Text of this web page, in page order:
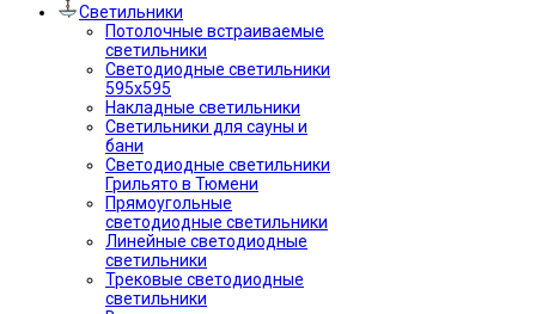
Светильники
Потолочные встраиваемые
светильники
Светодиодные светильники
595х595
Накладные светильники
Светильники для сауны и
бани
Светодиодные светильники
Грильято в Тюмени
Прямоугольные
светодиодные светильники
Линейные светодиодные
светильники
Трековые светодиодные
светильники